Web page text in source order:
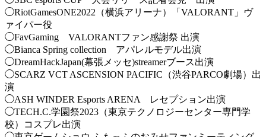
◯RiotGamesONE2022（横浜アリーナ）「VALORANT」ヴ
ァイパー役
◯FavGaming VALORANTファン感謝祭 出演
◯Bianca Spring collection アパレルモデル出演
◯DreamHackJapan(幕張メッセ)streamerブース出演
◯SCARZ VCT ASCENSION PACIFIC（渋谷PARCO劇場）出
演
◯ASH WINDER Esports ARENA レセプション出演
◯TECH.C.学園祭2023（東京テクノロジーセンター専門学
校）コスプレ出演